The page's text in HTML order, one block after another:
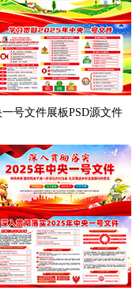
号文件展板PSD源文件